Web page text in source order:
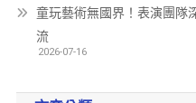
童玩藝術無國界！表演團隊
流
2026-07-16